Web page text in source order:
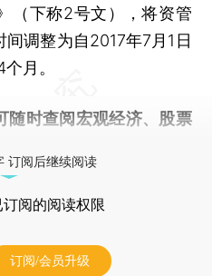
（下称2号文），将资管
调整为自2017年7月1日
月。
随时查阅宏观经济、股票
订阅后继续阅读
订阅的阅读权限
订阅/会员升级